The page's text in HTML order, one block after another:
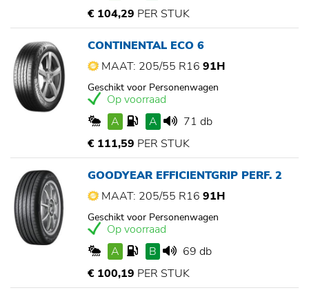
€ 104,29 PER STUK
CONTINENTAL ECO 6
MAAT: 205/55 R16 91H
Geschikt voor Personenwagen
Op voorraad
A
A
71 db
€ 111,59 PER STUK
GOODYEAR EFFICIENTGRIP PERF. 2
MAAT: 205/55 R16 91H
Geschikt voor Personenwagen
Op voorraad
A
B
69 db
€ 100,19 PER STUK